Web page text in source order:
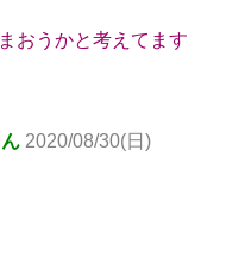
おうかと考えてます
2020/08/30(日)